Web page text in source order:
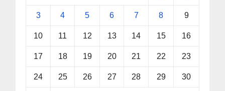
3 4 5 6 7 8 9
10 11 12 13 14 15 16
17 18 19 20 21 22 23
24 25 26 27 28 29 30